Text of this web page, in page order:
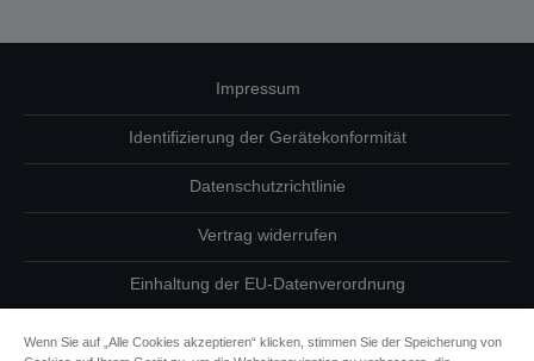
Impressum
Identifizierung der Gerätekonformität
Datenschutzrichtlinie
Vertrag widerrufen
Einhaltung der EU-Datenverordnung
Wenn Sie auf „Alle Cookies akzeptieren“ klicken, stimmen Sie der Speicherung von